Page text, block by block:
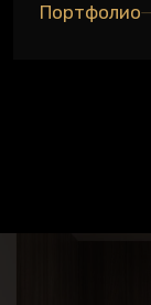
Портфолио
м2 Без